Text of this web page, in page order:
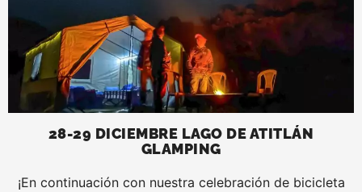
28-29 DICIEMBRE LAGO DE ATITLÁN
GLAMPING
¡En continuación con nuestra celebración de bicicleta